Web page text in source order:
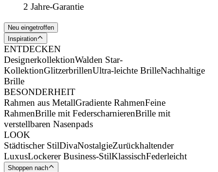
2 Jahre-Garantie
Neu eingetroffen
Inspiration
ENTDECKEN
DesignerkollektionWalden Star-
KollektionGlitzerbrillenUltra-leichte BrilleNachhaltige
Brille
BESONDERHEIT
Rahmen aus MetallGradiente RahmenFeine
RahmenBrille mit FederscharnierenBrille mit
verstellbaren Nasenpads
LOOK
Städtischer StilDivaNostalgieZurückhaltender
LuxusLockerer Business-StilKlassischFederleicht
Shoppen nach